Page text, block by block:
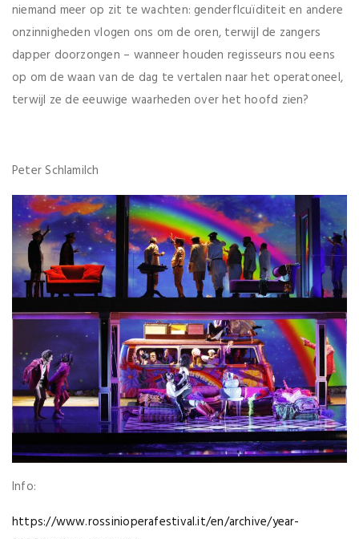
niemand meer op zit te wachten: genderflcuïditeit en andere
onzinnigheden vlogen ons om de oren, terwijl de zangers
dapper doorzongen – wanneer houden regisseurs nou eens
op om de waan van de dag te vertalen naar het operatoneel,
terwijl ze de eeuwige waarheden over het hoofd zien?
Peter Schlamilch
Info:
https://www.rossinioperafestival.it/en/archive/year-